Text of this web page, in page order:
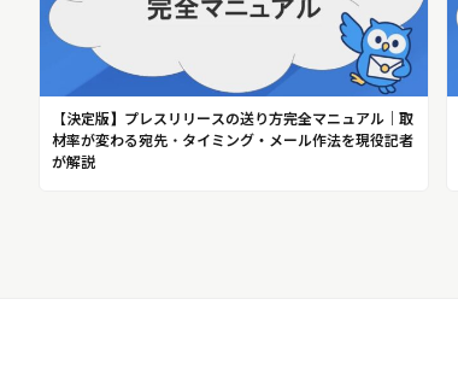
【決定版】プレスリリースの送り方完全マニュアル｜取
材率が変わる宛先・タイミング・メール作法を現役記者
が解説